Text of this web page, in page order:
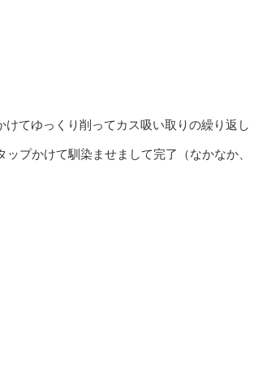
てゆっくり削ってカス吸い取りの繰り返し
プかけて馴染ませまして完了（なかなか、